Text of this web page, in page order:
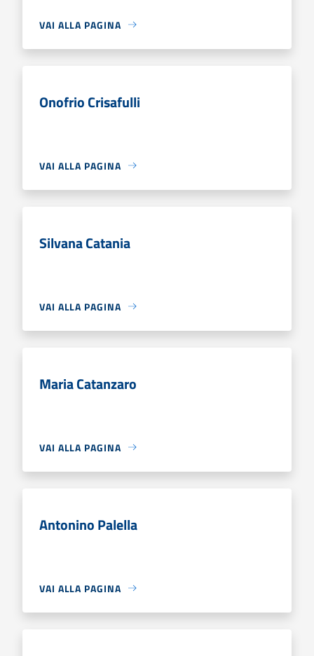
VAI ALLA PAGINA
Onofrio Crisafulli
VAI ALLA PAGINA
Silvana Catania
VAI ALLA PAGINA
Maria Catanzaro
VAI ALLA PAGINA
Antonino Palella
VAI ALLA PAGINA